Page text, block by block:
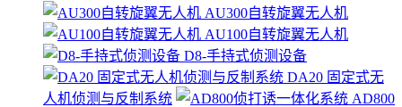
AU300自转旋翼无人机
AU100自转旋翼无人机
D8-手持式侦测设备
DA20 固定式无
人机侦测与反制系统
AD800